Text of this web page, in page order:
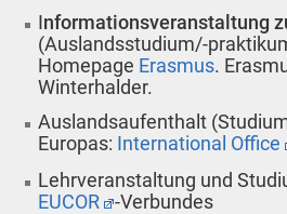
Informationsveranstaltung
(Auslandsstudium/-
Homepage Erasmus.
Winterhalder.
Auslandsaufenthalt
Europas: International Office
Lehrveranstaltung und
EUCOR
-Verbundes